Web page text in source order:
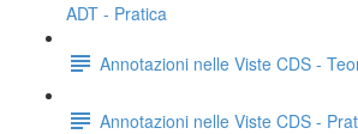
ADT - Pratica
Annotazioni nelle Viste CDS -
Annotazioni nelle Viste CDS -